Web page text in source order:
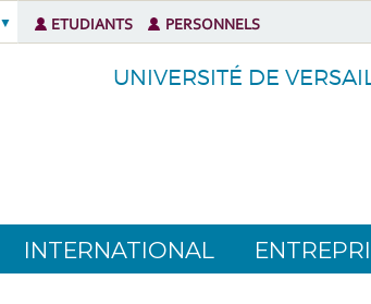
UNIVERSITÉ DE
INTERNATIONAL
ETUDIANTS PERSONNELS